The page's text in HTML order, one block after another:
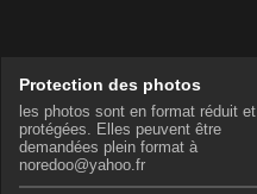
Protection des photos
les photos sont en format réduit et
protégées. Elles peuvent être
demandées plein format à
noredoo@yahoo.fr